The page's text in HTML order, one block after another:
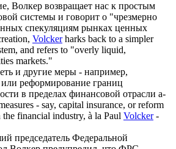
Волкер возвращает нас к простым
системы и говорит о "чрезмерно
спекуляциям рынках ценных
Volckerharks back to a simpler
and refers to "overly liquid,
markets."
и другие меры - например,
или реформирование границ
в пределах финансовой отрасли а-
- say, capital insurance, or reform
financial industry, à la Paul Volcker-
председатель Федеральной